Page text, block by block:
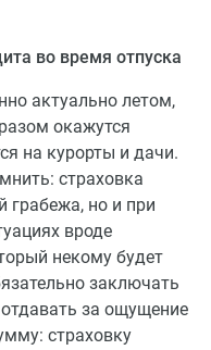
во время отпуска
актуально летом,
окажутся
на курорты и дачи.
страховка
грабежа, но и при
вроде
некому будет
заключать
за ощущение
страховку